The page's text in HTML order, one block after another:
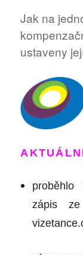
Jak na
ustaveny
A
zápis